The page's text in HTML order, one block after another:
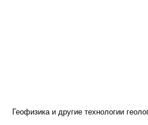
Геофизика и другие технологии